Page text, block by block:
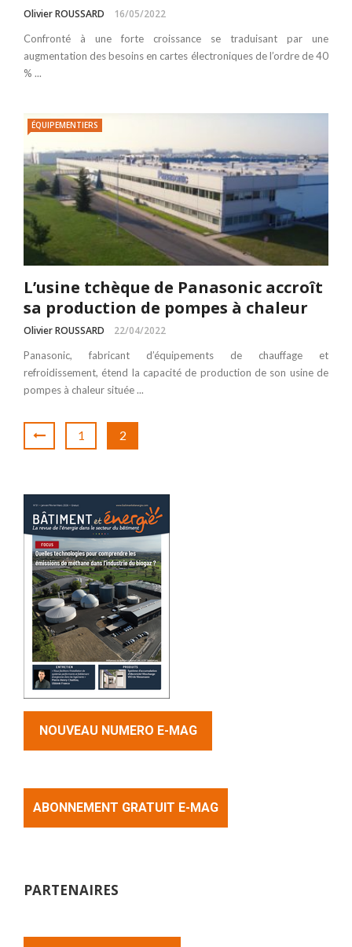
Olivier ROUSSARD 16/05/2022
Confronté à une forte croissance se traduisant par une
augmentation des besoins en cartes électroniques de l’ordre de 40
% ...
ÉQUIPEMENTIERS
L’usine tchèque de Panasonic accroît
sa production de pompes à chaleur
Olivier ROUSSARD 22/04/2022
Panasonic, fabricant d’équipements de chauffage et
refroidissement, étend la capacité de production de son usine de
pompes à chaleur située ...
1 2
NOUVEAU NUMERO E-MAG
ABONNEMENT GRATUIT E-MAG
PARTENAIRES